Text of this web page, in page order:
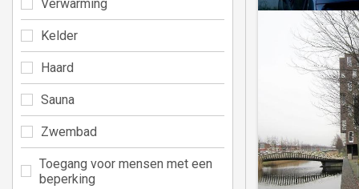
Verwarming
Kelder
Haard
Sauna
Zwembad
Toegang voor mensen met een
beperking